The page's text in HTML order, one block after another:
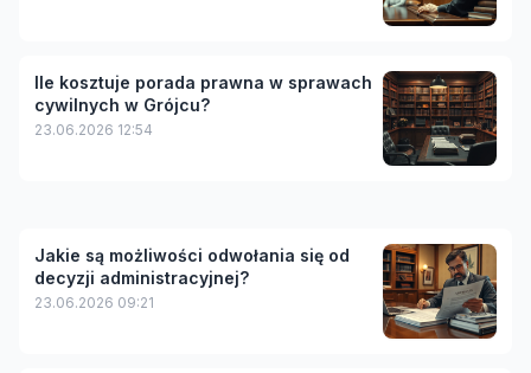
Ile kosztuje porada prawna w sprawach
cywilnych w Grójcu?
23.06.2026 12:54
Jakie są możliwości odwołania się od
decyzji administracyjnej?
23.06.2026 09:21